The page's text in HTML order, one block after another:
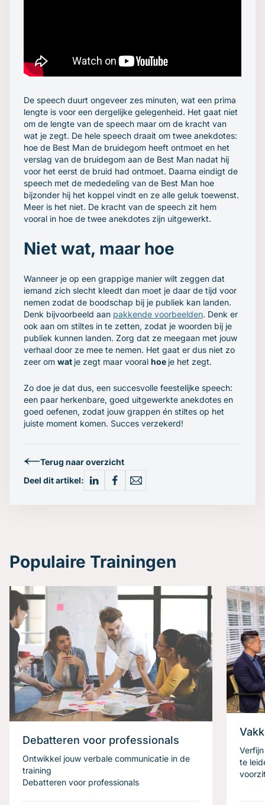
De speech duurt ongeveer zes minuten, wat een prima
lengte is voor een dergelijke gelegenheid. Het gaat niet
om de lengte van de speech maar om de kracht van
wat je zegt. De hele speech draait om twee anekdotes:
hoe de Best Man de bruidegom heeft ontmoet en het
verslag van de bruidegom aan de Best Man nadat hij
voor het eerst de bruid had ontmoet. Daarna eindigt de
speech met de mededeling van de Best Man hoe
bijzonder hij het koppel vindt en ze alle geluk toewenst.
Meer is het niet. De kracht van de speech zit hem
vooral in hoe de twee anekdotes zijn uitgewerkt.
Niet wat, maar hoe
Wanneer je op een grappige manier wilt zeggen dat
iemand zich slecht kleedt dan moet je daar de tijd voor
nemen zodat de boodschap bij je publiek kan landen.
Denk bijvoorbeeld aan pakkende voorbeelden. Denk er
ook aan om stiltes in te zetten, zodat je woorden bij je
publiek kunnen landen. Zorg dat ze meegaan met jouw
verhaal door ze mee te nemen. Het gaat er dus niet zo
zeer om wat je zegt maar vooral hoe je het zegt.
Zo doe je dat dus, een succesvolle feestelijke speech:
een paar herkenbare, goed uitgewerkte anekdotes en
goed oefenen, zodat jouw grappen én stiltes op het
juiste moment komen. Succes verzekerd!
Terug naar overzicht
Deel dit artikel:
Populaire Trainingen
Debatteren voor professionals
Ontwikkel jouw verbale communicatie in de
training
Debatteren voor professionals
te